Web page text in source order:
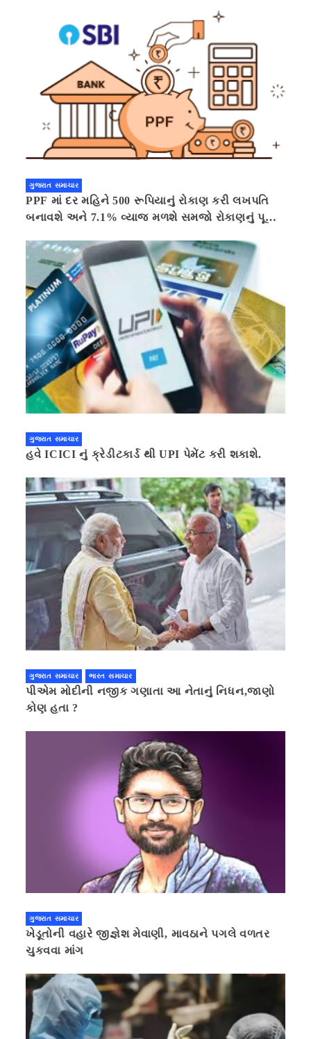
ગુજરાત સમાચાર
PPF માં દર મહિને 500 રૂપિયાનું રોકાણ કરી લખપતિ
બનાવશે અને 7.1% વ્યાજ મળશે સમજો રોકાણનું પૂરું
ગુજરાત સમાચાર
હવે ICICI નું ક્રેડીટકાર્ડ થી UPI પેમેંટ કરી શકાશે.
ગુજરાત સમાચાર ભારત સમાચાર
પીએમ મોદીની નજીક ગણાતા આ નેતાનું નિધન,જાણો
કોણ હતા ?
ગુજરાત સમાચાર
ખેડૂતોની વહારે જીજ્ઞેશ મેવાણી, માવઠાને પગલે વળતર
ચુકવવા માંગ